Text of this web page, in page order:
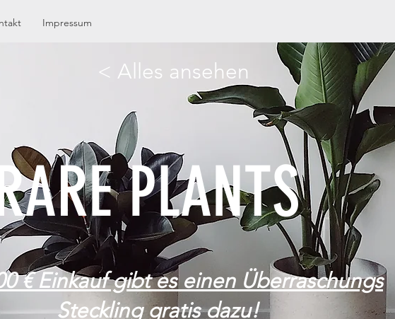
Impressum
< Alles ansehen
PLANTS
€ Einkauf gibt es einen Überraschungs
Steckling gratis dazu!